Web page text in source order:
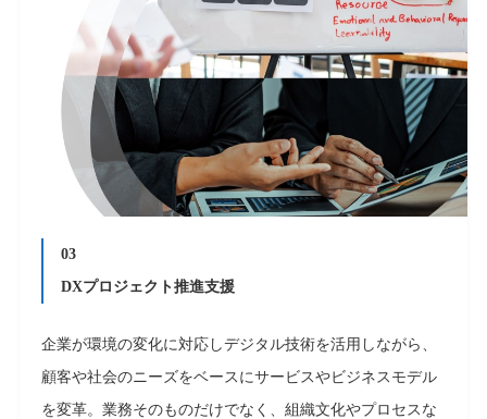
03
DXプロジェクト推進支援
企業が環境の変化に対応しデジタル技術を活⽤しながら、
顧客や社会のニーズをベースにサービスやビジネスモデル
を変⾰。業務そのものだけでなく、組織⽂化やプロセスな